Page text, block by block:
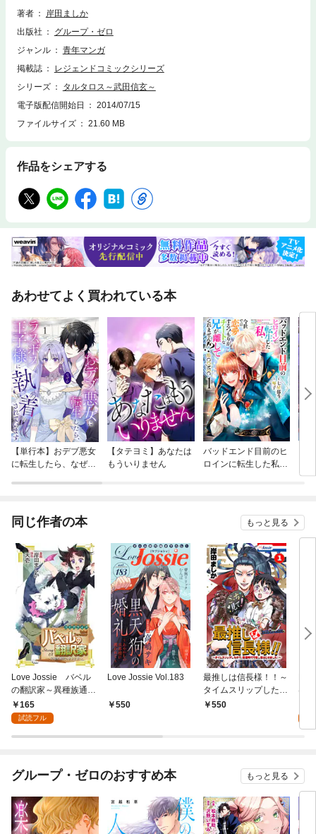
著者
岸田ましか
出版社
グループ・ゼロ
ジャンル
青年マンガ
掲載誌
レジェンドコミックシリーズ
シリーズ
タルタロス～武田信玄～
電子版配信開始日
2014/07/15
ファイルサイズ
21.60 MB
作品をシェアする
あわせてよく買われている本
【単行本】おデブ悪女
に転生したら、なぜか
【タテヨミ】あなたは
もういりません
バッドエンド目前のヒ
ロインに転生した私、
同じ作者の本 もっと見る
Love Jossie バベル
の翻訳家～異種族通訳
も承ります～ story0
1
165
試読フル
Love Jossie Vol.183
550
最推しは信長様！！～
タイムスリップしたの
で、戦国時代で推し活
550
は
国
ま
グループ・ゼロのおすすめ本 もっと見る